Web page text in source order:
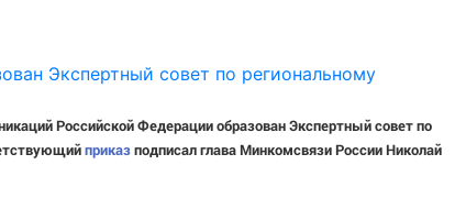
Российской Федерации образован Экспертный совет по
приказподписал глава Минкомсвязи России Николай